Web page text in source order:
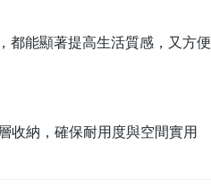
都能顯著提高生活質感，又方便
收納，確保耐用度與空間實用